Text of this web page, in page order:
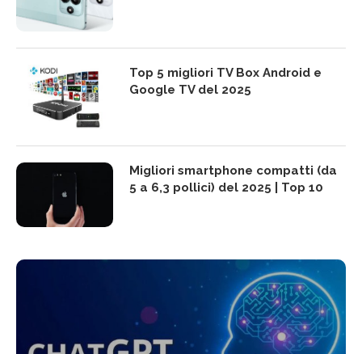
Top 5 migliori TV Box Android e
Google TV del 2025
Migliori smartphone compatti (da
5 a 6,3 pollici) del 2025 | Top 10